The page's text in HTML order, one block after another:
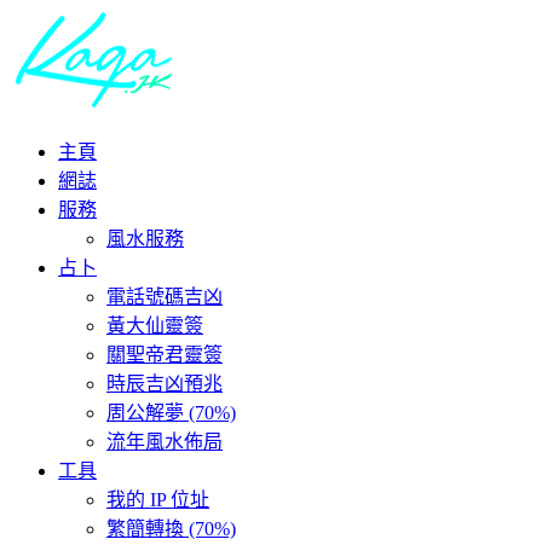
主頁
網誌
服務
風水服務
占卜
電話號碼吉凶
黃大仙靈簽
關聖帝君靈簽
時辰吉凶預兆
周公解夢 (70%)
流年風水佈局
工具
我的 IP 位址
繁簡轉換 (70%)